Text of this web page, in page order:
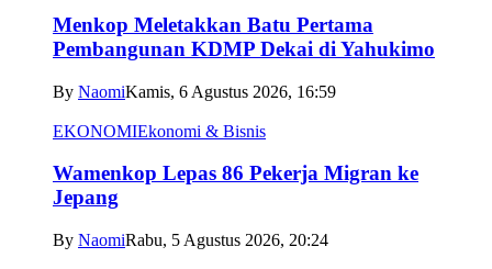
Menkop Meletakkan Batu Pertama
Pembangunan KDMP Dekai di Yahukimo
By NaomiKamis, 6 Agustus 2026, 16:59
EKONOMIEkonomi & Bisnis
Wamenkop Lepas 86 Pekerja Migran ke
Jepang
By NaomiRabu, 5 Agustus 2026, 20:24